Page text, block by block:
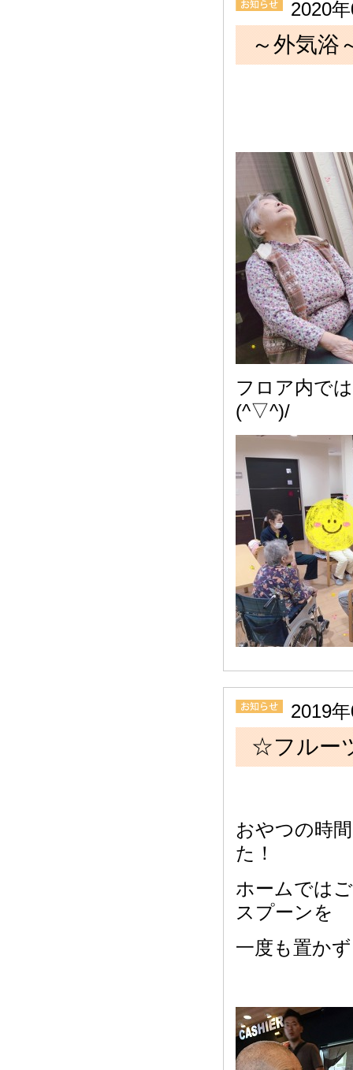
2020
～外気浴
フロア内で
(^▽^)/
2019
☆フルー
おやつの時
た！
ホームでは
スプーンを
一度も置か